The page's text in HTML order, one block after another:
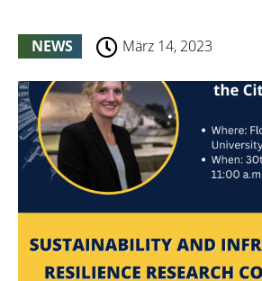
NEWS März 14, 2023